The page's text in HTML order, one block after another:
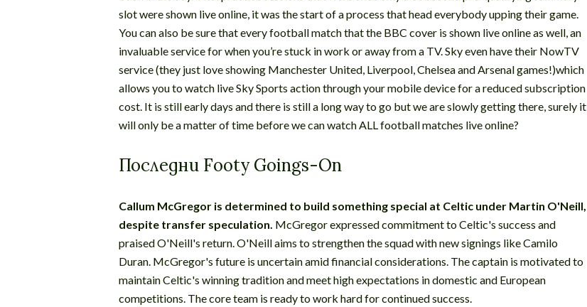
slot were shown live online, it was the start of a process that head everybody upping their game.
You can also be sure that every football match that the BBC cover is shown live online as well, an
invaluable service for when you’re stuck in work or away from a TV. Sky even have their NowTV
service (they just love showing Manchester United, Liverpool, Chelsea and Arsenal games!)which
allows you to watch live Sky Sports action through your mobile device for a reduced subscription
cost. It is still early days and there is still a long way to go but we are slowly getting there, surely it
will only be a matter of time before we can watch ALL football matches live online?
Последни Footy Goings-On
Callum McGregor is determined to build something special at Celtic under Martin O'Neill,
despite transfer speculation. McGregor expressed commitment to Celtic's success and
praised O'Neill's return. O'Neill aims to strengthen the squad with new signings like Camilo
Duran. McGregor's future is uncertain amid financial considerations. The captain is motivated to
maintain Celtic's winning tradition and meet high expectations in domestic and European
competitions. The core team is ready to work hard for continued success.